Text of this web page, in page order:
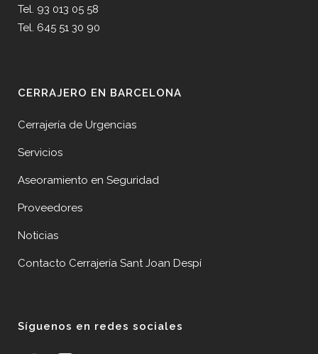
Tel. 93 013 05 58
Tel. 645 51 30 90
CERRAJERO EN BARCELONA
Cerrajería de Urgencias
Servicios
Aseoramiento en Seguridad
Proveedores
Noticias
Contacto Cerrajería Sant Joan Despí
Síguenos en redes sociales